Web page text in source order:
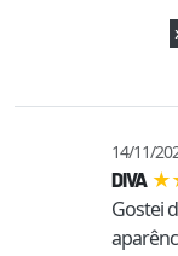
14/11/
DIVA ★
Gostei